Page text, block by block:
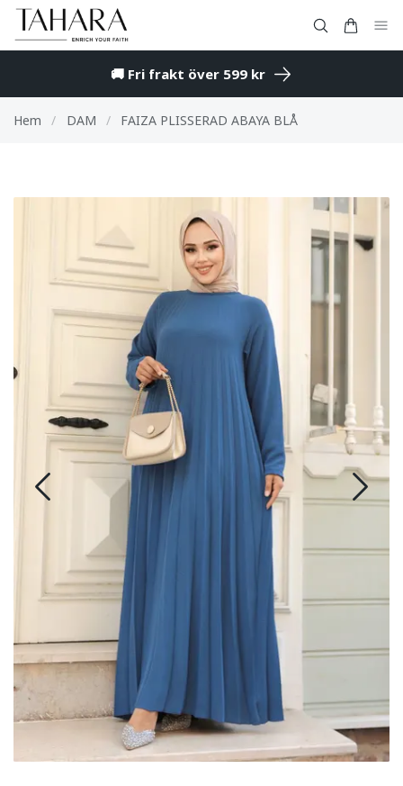
🚚 Fri frakt över 599 kr
Hem / DAM / FAIZA PLISSERAD ABAYA BLÅ